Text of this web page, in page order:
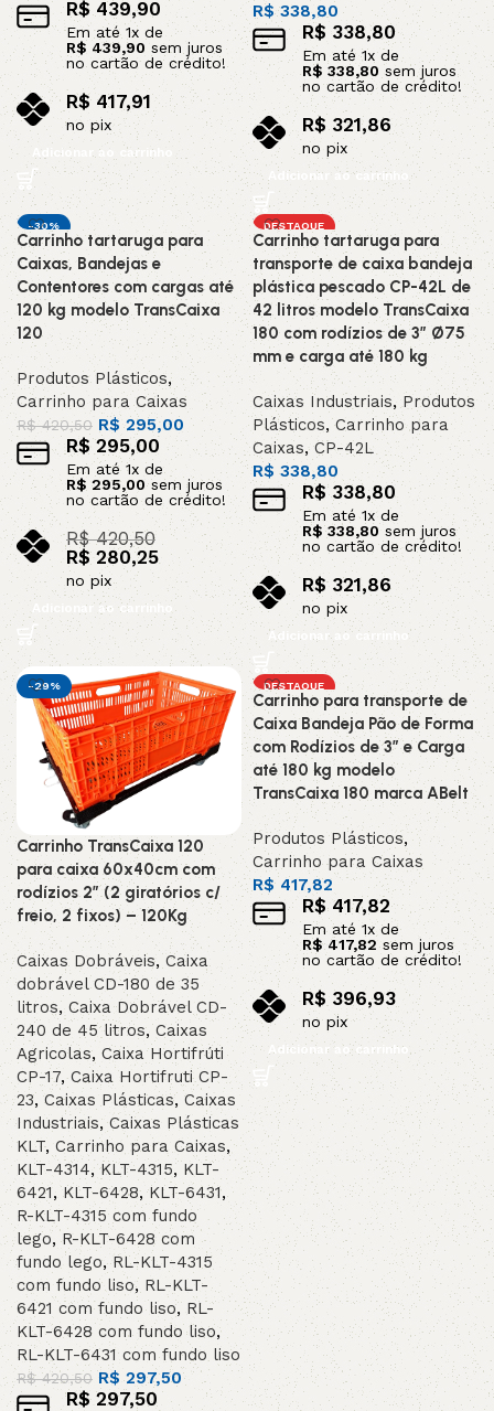
R$ 439,90
Em até 1x de
R$ 439,90 sem juros
no cartão de crédito!
R$417,91
no pix
Adicionar ao carrinho
R$338,80
R$ 338,80
Em até1x de
R$ 338,80 sem juros
no cartão de crédito!
R$321,86
no pix
Adicionar ao carrinho
-30%
Carrinho tartaruga para
Caixas, Bandejas e
Contentores com cargas até
120 kg modelo TransCaixa
120
Produtos Plásticos,
Carrinho para Caixas
R$420,50 R$ 295,00
R$295,00
Em até 1x de
R$ 295,00sem juros
no cartão de crédito!
R$420,50
R$280,25
no pix
Adicionar ao carrinho
DESTAQUE
Carrinho tartaruga para
transporte de caixa bandeja
plástica pescado CP-42L de
42 litros modelo TransCaixa
180 com rodízios de 3” Ø75
mm e carga até 180 kg
Caixas Industriais, Produtos
Plásticos,Carrinho para
Caixas,CP-42L
R$ 338,80
R$338,80
Em até1x de
R$338,80 sem juros
no cartão de crédito!
R$321,86
no pix
Adicionar ao carrinho
-29%
Carrinho TransCaixa 120
para caixa 60x40cm com
rodízios 2” (2 giratórios c/
freio, 2 fixos) – 120Kg
Caixas Dobráveis,Caixa
dobrável CD-180 de 35
litros, Caixa Dobrável CD-
240 de 45 litros,Caixas
Agricolas, Caixa Hortifrúti
CP-17,Caixa Hortifruti CP-
23,Caixas Plásticas, Caixas
Industriais,Caixas Plásticas
KLT, Carrinho para Caixas,
KLT-4314,KLT-4315, KLT-
6421,KLT-6428,KLT-6431,
R-KLT-4315 com fundo
lego,R-KLT-6428 com
fundo lego,RL-KLT-4315
com fundo liso, RL-KLT-
6421 com fundo liso, RL-
KLT-6428 com fundo liso,
RL-KLT-6431 com fundo liso
R$420,50 R$ 297,50
R$297,50
DESTAQUE
Carrinho para transporte de
Caixa Bandeja Pão de Forma
com Rodízios de 3” e Carga
até 180 kg modelo
TransCaixa 180 marca ABelt
Produtos Plásticos,
Carrinho para Caixas
R$417,82
R$417,82
Em até 1x de
R$417,82sem juros
no cartão de crédito!
R$ 396,93
no pix
Adicionar ao carrinho